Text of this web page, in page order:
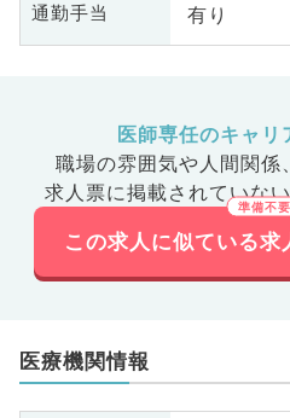
通勤手当 有り
医師専任のキャリ
職場の雰囲気や人間関係、
求人票に掲載されていな
この求人に似ている求
医療機関情報